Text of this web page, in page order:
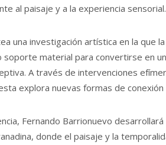
al paisaje y a la experiencia sensorial.
una investigación artística en la que
soporte material para convertirse en
A través de intervenciones
explora nuevas formas de
Fernando Barrionuevo
donde el paisaje y la